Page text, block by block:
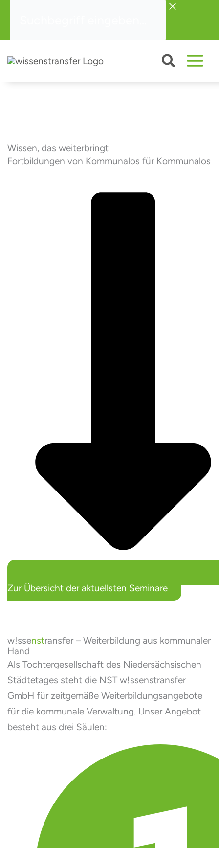
springen
Wissen, das weiterbringt
Fortbildungen von Kommunalos für Kommunalos
Zur Übersicht der aktuellsten Seminare
w!ssenstransfer – Weiterbildung aus kommunaler
Hand
Als Tochtergesellschaft des Niedersächsischen
Städtetages steht die NST w!ssenstransfer
GmbH für zeitgemäße Weiterbildungsangebote
für die kommunale Verwaltung. Unser Angebot
besteht aus drei Säulen: